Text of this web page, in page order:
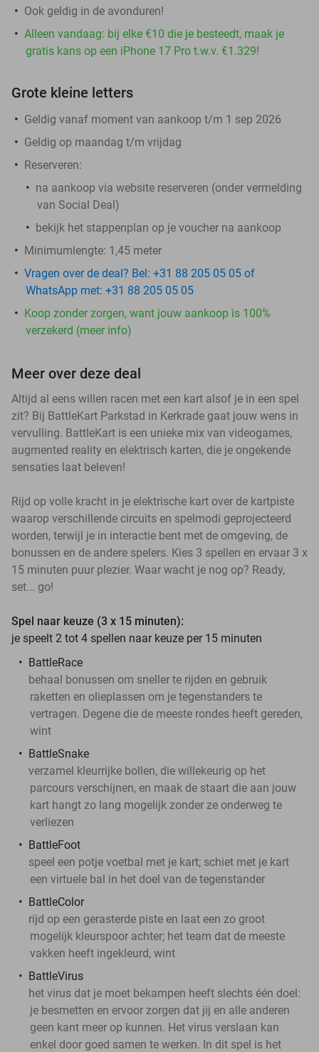
Ook geldig in de avonduren!
Alleen vandaag: bij elke €10 die je besteedt, maak je
gratis kans op een iPhone 17 Pro t.w.v. €1.329!
Grote kleine letters
Geldig vanaf moment van aankoop t/m 1 sep 2026
Geldig op maandag t/m vrijdag
Reserveren:
na aankoop via website reserveren (onder vermelding
van Social Deal)
bekijk het stappenplan op je voucher na aankoop
Minimumlengte: 1,45 meter
Vragen over de deal? Bel: +31 88 205 05 05 of
WhatsApp met: +31 88 205 05 05
Koop zonder zorgen, want jouw aankoop is 100%
verzekerd (meer info)
Meer over deze deal
Altijd al eens willen racen met een kart alsof je in een spel
zit? Bij BattleKart Parkstad in Kerkrade gaat jouw wens in
vervulling. BattleKart is een unieke mix van videogames,
augmented reality en elektrisch karten, die je ongekende
sensaties laat beleven!
Rijd op volle kracht in je elektrische kart over de kartpiste
waarop verschillende circuits en spelmodi geprojecteerd
worden, terwijl je in interactie bent met de omgeving, de
bonussen en de andere spelers. Kies 3 spellen en ervaar 3 x
15 minuten puur plezier. Waar wacht je nog op? Ready,
set... go!
Spel naar keuze (3 x 15 minuten):
je speelt 2 tot 4 spellen naar keuze per 15 minuten
BattleRace
behaal bonussen om sneller te rijden en gebruik
raketten en olieplassen om je tegenstanders te
vertragen. Degene die de meeste rondes heeft gereden,
wint
BattleSnake
verzamel kleurrijke bollen, die willekeurig op het
parcours verschijnen, en maak de staart die aan jouw
kart hangt zo lang mogelijk zonder ze onderweg te
verliezen
BattleFoot
speel een potje voetbal met je kart; schiet met je kart
een virtuele bal in het doel van de tegenstander
BattleColor
rijd op een gerasterde piste en laat een zo groot
mogelijk kleurspoor achter; het team dat de meeste
vakken heeft ingekleurd, wint
BattleVirus
het virus dat je moet bekampen heeft slechts één doel:
je besmetten en ervoor zorgen dat jij en alle anderen
geen kant meer op kunnen. Het virus verslaan kan
enkel door goed samen te werken. In dit spel is het